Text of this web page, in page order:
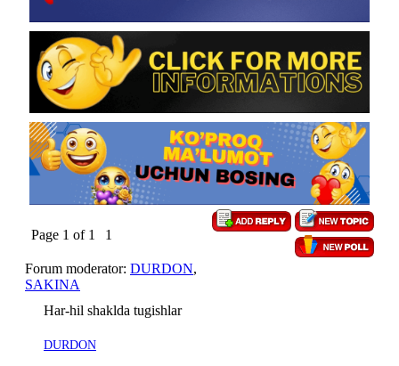
Page 1 of 1 1
Forum moderator: DURDON,
SAKINA
Har-hil shaklda tugishlar
DURDON